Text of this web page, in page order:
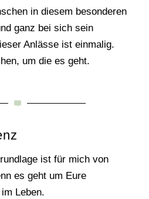
in diesem besonderen
ganz bei sich sein
Anlässe ist einmalig.
um die es geht.
ist für mich von
es geht um Eure
Leben.